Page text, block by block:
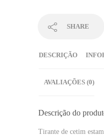
SHARE
DESCRIÇÃO
AVALIAÇÕES (0)
Descrição do
Tirante de cetim